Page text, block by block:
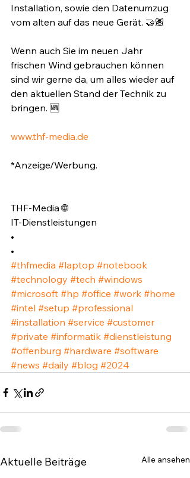
Installation, sowie den Datenumzug
vom alten auf das neue Gerät. 🤝🏽⁣
Wenn auch Sie im neuen Jahr
frischen Wind gebrauchen können
sind wir gerne da, um alles wieder auf
den aktuellen Stand der Technik zu
bringen. 🆕⁣
www.thf-media.de
*Anzeige/Werbung.⁣
THF-Media 🌐⁣
IT-Dienstleistungen⁣
•⁣
•⁣
#thfmedia #laptop #notebook
#technology #tech #windows
#microsoft #hp #office #work #home
#intel #setup #professional
#installation #service #customer
#private #informatik #dienstleistung
#offenburg #hardware #software
#news #daily #blog #2024
Aktuelle Beiträge Alle ansehen